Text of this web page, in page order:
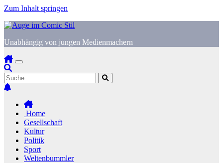
Zum Inhalt springen
Unabhängig von jungen Medienmachern
Home
Gesellschaft
Kultur
Politik
Sport
Weltenbummler